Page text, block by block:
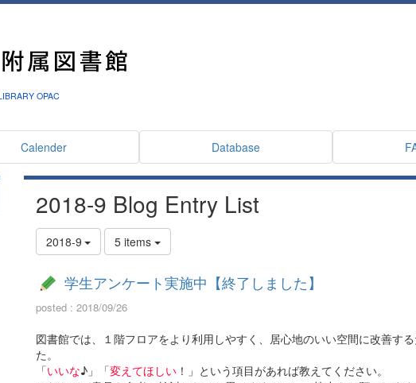
OPAC
Calender Database
2018-9 Blog Entry List
2018-9 5 items
学生アンケート実施中【終了しました】
posted : 2018/09/26
図書館では、１階フロアをより利用しやすく、居心地のいい空間に改善す
た。
「いいな♪」「変えてほしい！」という項目があれば教えてください。